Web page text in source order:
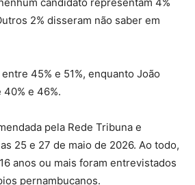
candidato representam 4%
2% disseram não saber em
45% e 51%, enquanto João
e 46%.
pela Rede Tribuna e
25 e 27 de maio de 2026. Ao todo,
anos ou mais foram entrevistados
pernambucanos.